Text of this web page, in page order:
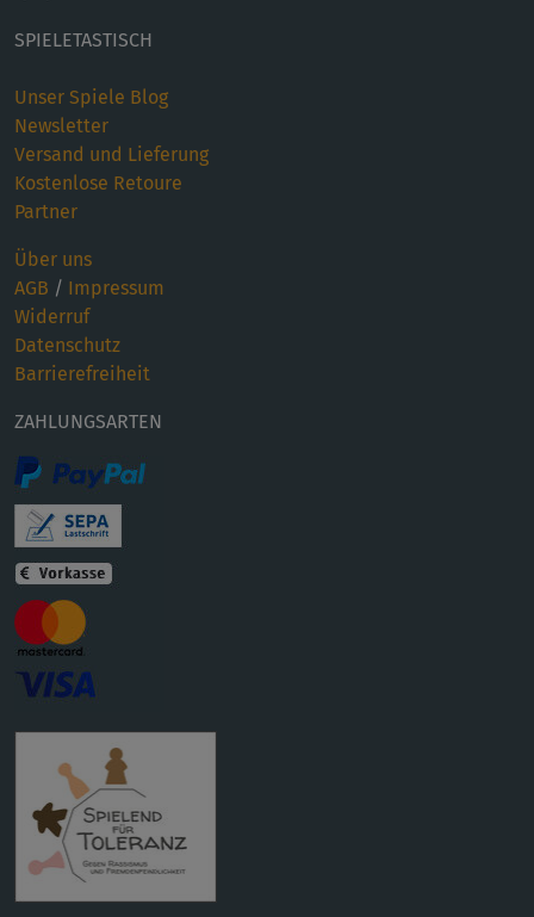
SPIELETASTISCH
Unser Spiele Blog
Newsletter
Versand und Lieferung
Kostenlose Retoure
Partner
Über uns
AGB / Impressum
Widerruf
Datenschutz
Barrierefreiheit
ZAHLUNGSARTEN